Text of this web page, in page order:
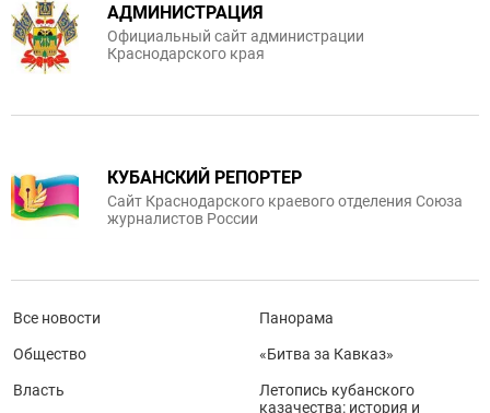
АДМИНИСТРАЦИЯ
Официальный сайт администрации
Краснодарского края
КУБАНСКИЙ РЕПОРТЕР
Сайт Краснодарского краевого отделения Союза
журналистов России
Все новости
Общество
Власть
Панорама
«Битва за Кавказ»
Летопись кубанского
казачества: история и